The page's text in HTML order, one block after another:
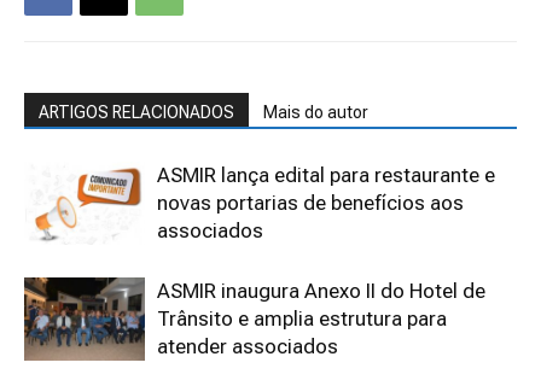
ARTIGOS RELACIONADOS Mais do autor
ASMIR lança edital para restaurante e
novas portarias de benefícios aos
associados
ASMIR inaugura Anexo II do Hotel de
Trânsito e amplia estrutura para
atender associados